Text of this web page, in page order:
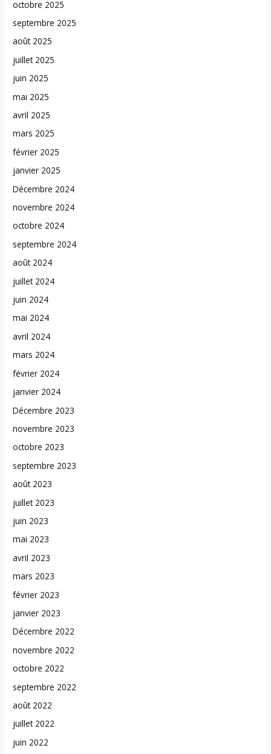
octobre 2025
septembre 2025
août 2025
juillet 2025
juin 2025
mai 2025
avril 2025
mars 2025
février 2025
janvier 2025
Décembre 2024
novembre 2024
octobre 2024
septembre 2024
août 2024
juillet 2024
juin 2024
mai 2024
avril 2024
mars 2024
février 2024
janvier 2024
Décembre 2023
novembre 2023
octobre 2023
septembre 2023
août 2023
juillet 2023
juin 2023
mai 2023
avril 2023
mars 2023
février 2023
janvier 2023
Décembre 2022
novembre 2022
octobre 2022
septembre 2022
août 2022
juillet 2022
juin 2022